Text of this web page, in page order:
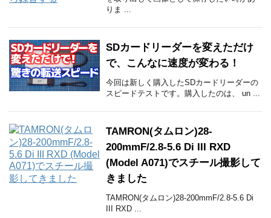
りま ...
SDカードリーダーを変えただけ
で、こんなに速度が変わる！
今回は新しく購入したSDカードリーダーの
スピードテストです。購入したのは、 un ...
TAMRON(タムロン)28-
200mmF/2.8-5.6 Di III RXD
(Model A071)でスチール撮影して
きました
TAMRON(タムロン)28-200mmF/2.8-5.6 Di
III RXD ...